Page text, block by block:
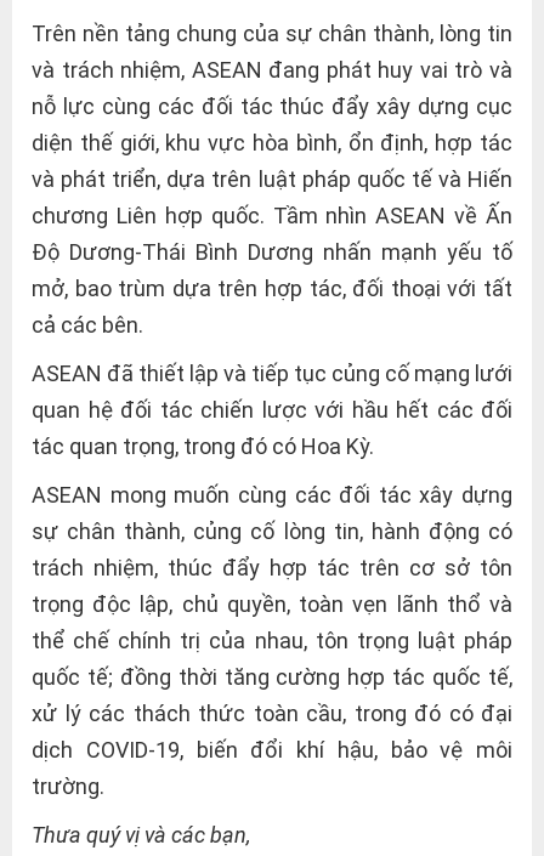
Trên nền tảng chung của sự chân thành, lòng tin
và trách nhiệm, ASEAN đang phát huy vai trò và
nỗ lực cùng các đối tác thúc đẩy xây dựng cục
diện thế giới, khu vực hòa bình, ổn định, hợp tác
và phát triển, dựa trên luật pháp quốc tế và Hiến
chương Liên hợp quốc. Tầm nhìn ASEAN về Ấn
Độ Dương-Thái Bình Dương nhấn mạnh yếu tố
mở, bao trùm dựa trên hợp tác, đối thoại với tất
cả các bên.
ASEAN đã thiết lập và tiếp tục củng cố mạng lưới
quan hệ đối tác chiến lược với hầu hết các đối
tác quan trọng, trong đó có Hoa Kỳ.
ASEAN mong muốn cùng các đối tác xây dựng
sự chân thành, củng cố lòng tin, hành động có
trách nhiệm, thúc đẩy hợp tác trên cơ sở tôn
trọng độc lập, chủ quyền, toàn vẹn lãnh thổ và
thể chế chính trị của nhau, tôn trọng luật pháp
quốc tế; đồng thời tăng cường hợp tác quốc tế,
xử lý các thách thức toàn cầu, trong đó có đại
dịch COVID-19, biến đổi khí hậu, bảo vệ môi
trường.
Thưa quý vị và các bạn,